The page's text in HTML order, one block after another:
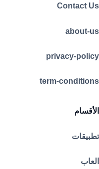
Contact Us
about-us
privacy-policy
term-conditions
الأقسام
تطبيقات
العاب